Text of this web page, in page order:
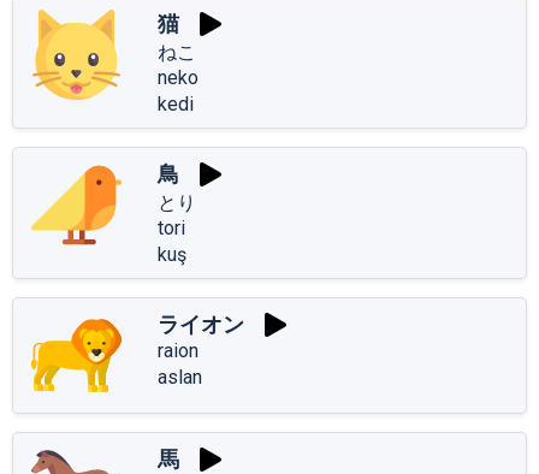
猫
ねこ
neko
kedi
鳥
とり
tori
kuş
ライオン
raion
aslan
馬